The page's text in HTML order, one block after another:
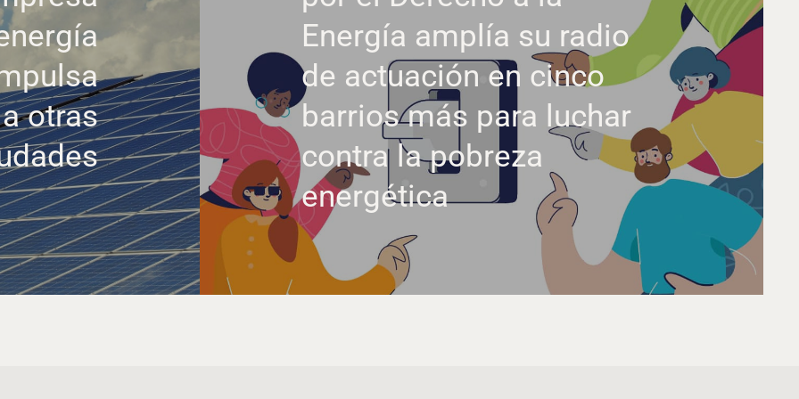
otras
Energía amplía su radio
de actuación en cinco
barrios más para luchar
contra la pobreza
energética